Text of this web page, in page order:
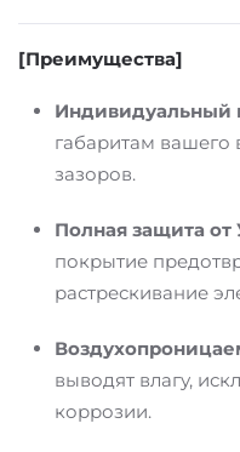
[Преимущества]
Индивидуальный
габаритам
зазоров.
Полная защита
покрытие
растрескивание
выводят влагу,
коррозии.